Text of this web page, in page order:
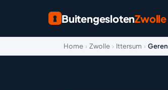
BuitengeslotenZwolle
Home › Zwolle › Ittersum › Geren